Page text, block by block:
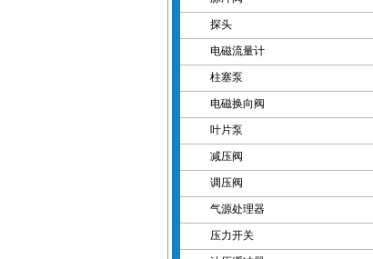
探头
电磁流量计
柱塞泵
电磁换向阀
叶片泵
减压阀
调压阀
气源处理器
压力开关